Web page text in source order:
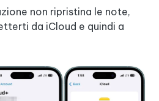
non ripristina le note,
da iCloud e quindi a